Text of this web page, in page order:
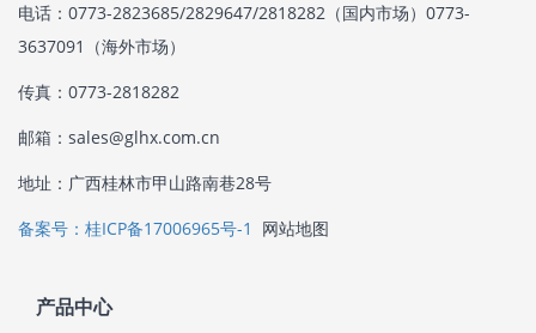
电话：0773-2823685/2829647/2818282（国内市场）0773-
3637091（海外市场）
传真：0773-2818282
邮箱：sales@glhx.com.cn
地址：广西桂林市甲山路南巷28号
备案号：桂ICP备17006965号-1
网站地图
产品中心